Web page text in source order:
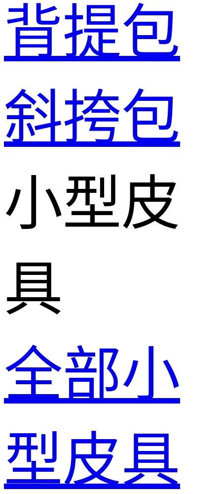
背提包
斜挎包
小型皮
具
全部小
型皮具